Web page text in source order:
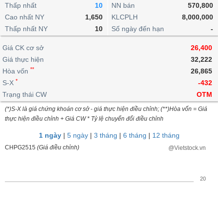
lỗ
dịch
nội
Niên
giám
Tài
liệu
cổ
Định
giá
ngoài
doanh
Top
cổ
phiếu
ngành
dịch
Chứng
quyền
quan
Thống
giao
dịch
Thống
giao
dịch
Tin
tức
Phân
tích
kỹ
thuật
trực
tuyến
Bộ
lọc
cổ
So
Vĩ
mô
lai
Chứng
quyền
Trái
phiếu
IR
Awards
tạo
Dịch
vụ
Thấp nhất
10
Cao nhất NY
1,650
Thấp nhất NY
10
NN bán
570,800
KLCPLH
8,000,000
Số ngày đến hạn
-
Giá CK cơ sở
26,400
Giá thực hiện
32,222
Hòa vốn **
26,865
S-X *
-432
Trạng thái CW
OTM
(*)S-X là giá chứng khoán cơ sở - giá thực hiện điều chỉnh; (**)Hòa vốn = Giá
thực hiện điều chỉnh + Giá CW * Tỷ lệ chuyển đổi điều chỉnh
1 ngày| 5 ngày| 3 tháng | 6 tháng | 12 tháng
CHPG2515 (Giá điều chỉnh) @Vietstock.vn
20
BẤT
ĐỘNG
SẢN
TÀI
CHÍNH
HÀNG